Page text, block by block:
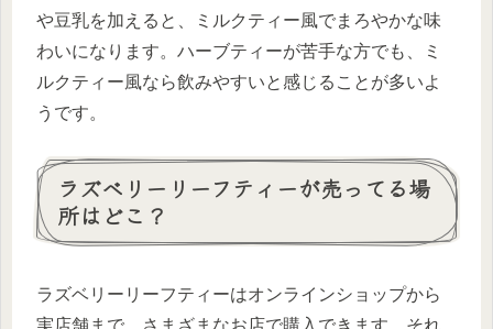
や豆乳を加えると、ミルクティー風でまろやかな味
わいになります。ハーブティーが苦手な方でも、ミ
ルクティー風なら飲みやすいと感じることが多いよ
うです。
ラズベリーリーフティーが売ってる場
所はどこ？
ラズベリーリーフティーはオンラインショップから
実店舗まで、さまざまなお店で購入できます。それ